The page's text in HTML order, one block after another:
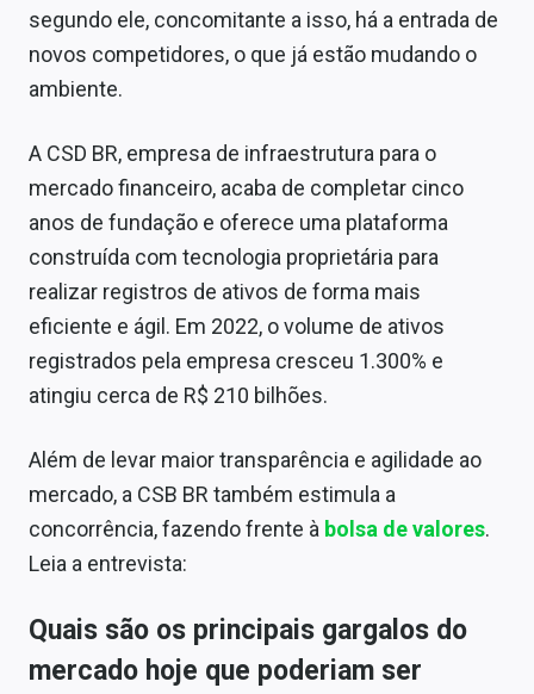
segundo ele, concomitante a isso, há a entrada de
novos competidores, o que já estão mudando o
ambiente.
A CSD BR, empresa de infraestrutura para o
mercado financeiro, acaba de completar cinco
anos de fundação e oferece uma plataforma
construída com tecnologia proprietária para
realizar registros de ativos de forma mais
eficiente e ágil. Em 2022, o volume de ativos
registrados pela empresa cresceu 1.300% e
atingiu cerca de R$ 210 bilhões.
Além de levar maior transparência e agilidade ao
mercado, a CSB BR também estimula a
concorrência, fazendo frente à bolsa de valores.
Leia a entrevista:
Quais são os principais gargalos do
mercado hoje que poderiam ser